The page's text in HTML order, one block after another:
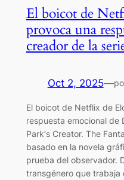
El boicot de
provoca una
creador de la
Oct 2, 2025—
El boicot de Netflix de
respuesta emocional de
Park‘s Creator. The
basado en la novela
prueba del observador.
transgénero que trabaja